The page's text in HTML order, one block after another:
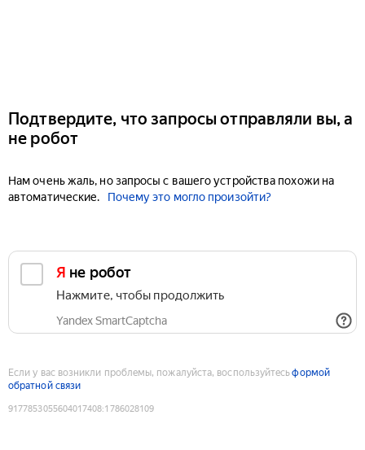
Подтвердите, что запросы отправляли вы, а
не робот
Нам очень жаль, но запросы с вашего устройства похожи на
автоматические.
Почему это могло произойти?
Я не робот
Нажмите, чтобы продолжить
Yandex SmartCaptcha
Если у вас возникли проблемы, пожалуйста, воспользуйтесьформой
обратной связи
9177853055604017408:1786028109